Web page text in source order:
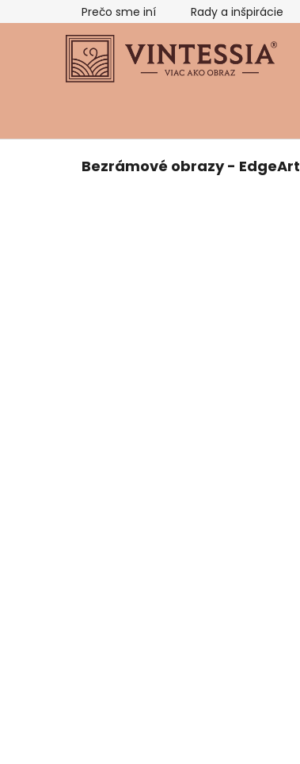
na
Prečo sme iní Rady a inšpirácie
Bezrámové obrazy - EdgeArt